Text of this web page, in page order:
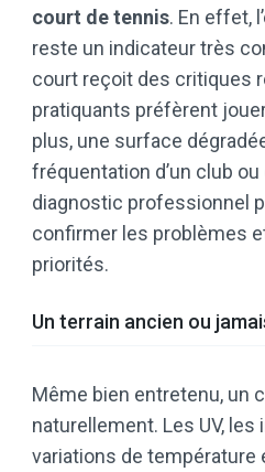
court de tennis. En effet,
reste un indicateur très
court reçoit des critiques
pratiquants préfèrent
plus, une surface
fréquentation d’un club ou
diagnostic professionnel
confirmer les problèmes
priorités.
Un terrain ancien ou
Même bien entretenu, un
naturellement. Les UV,
variations de température